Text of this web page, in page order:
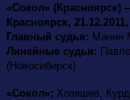
«Сокол» (Красноярск)
Красноярск,
Главный судья: Манин
Линейные судьи:
(Новосибирск)
«Сокол»: Хозяшев,